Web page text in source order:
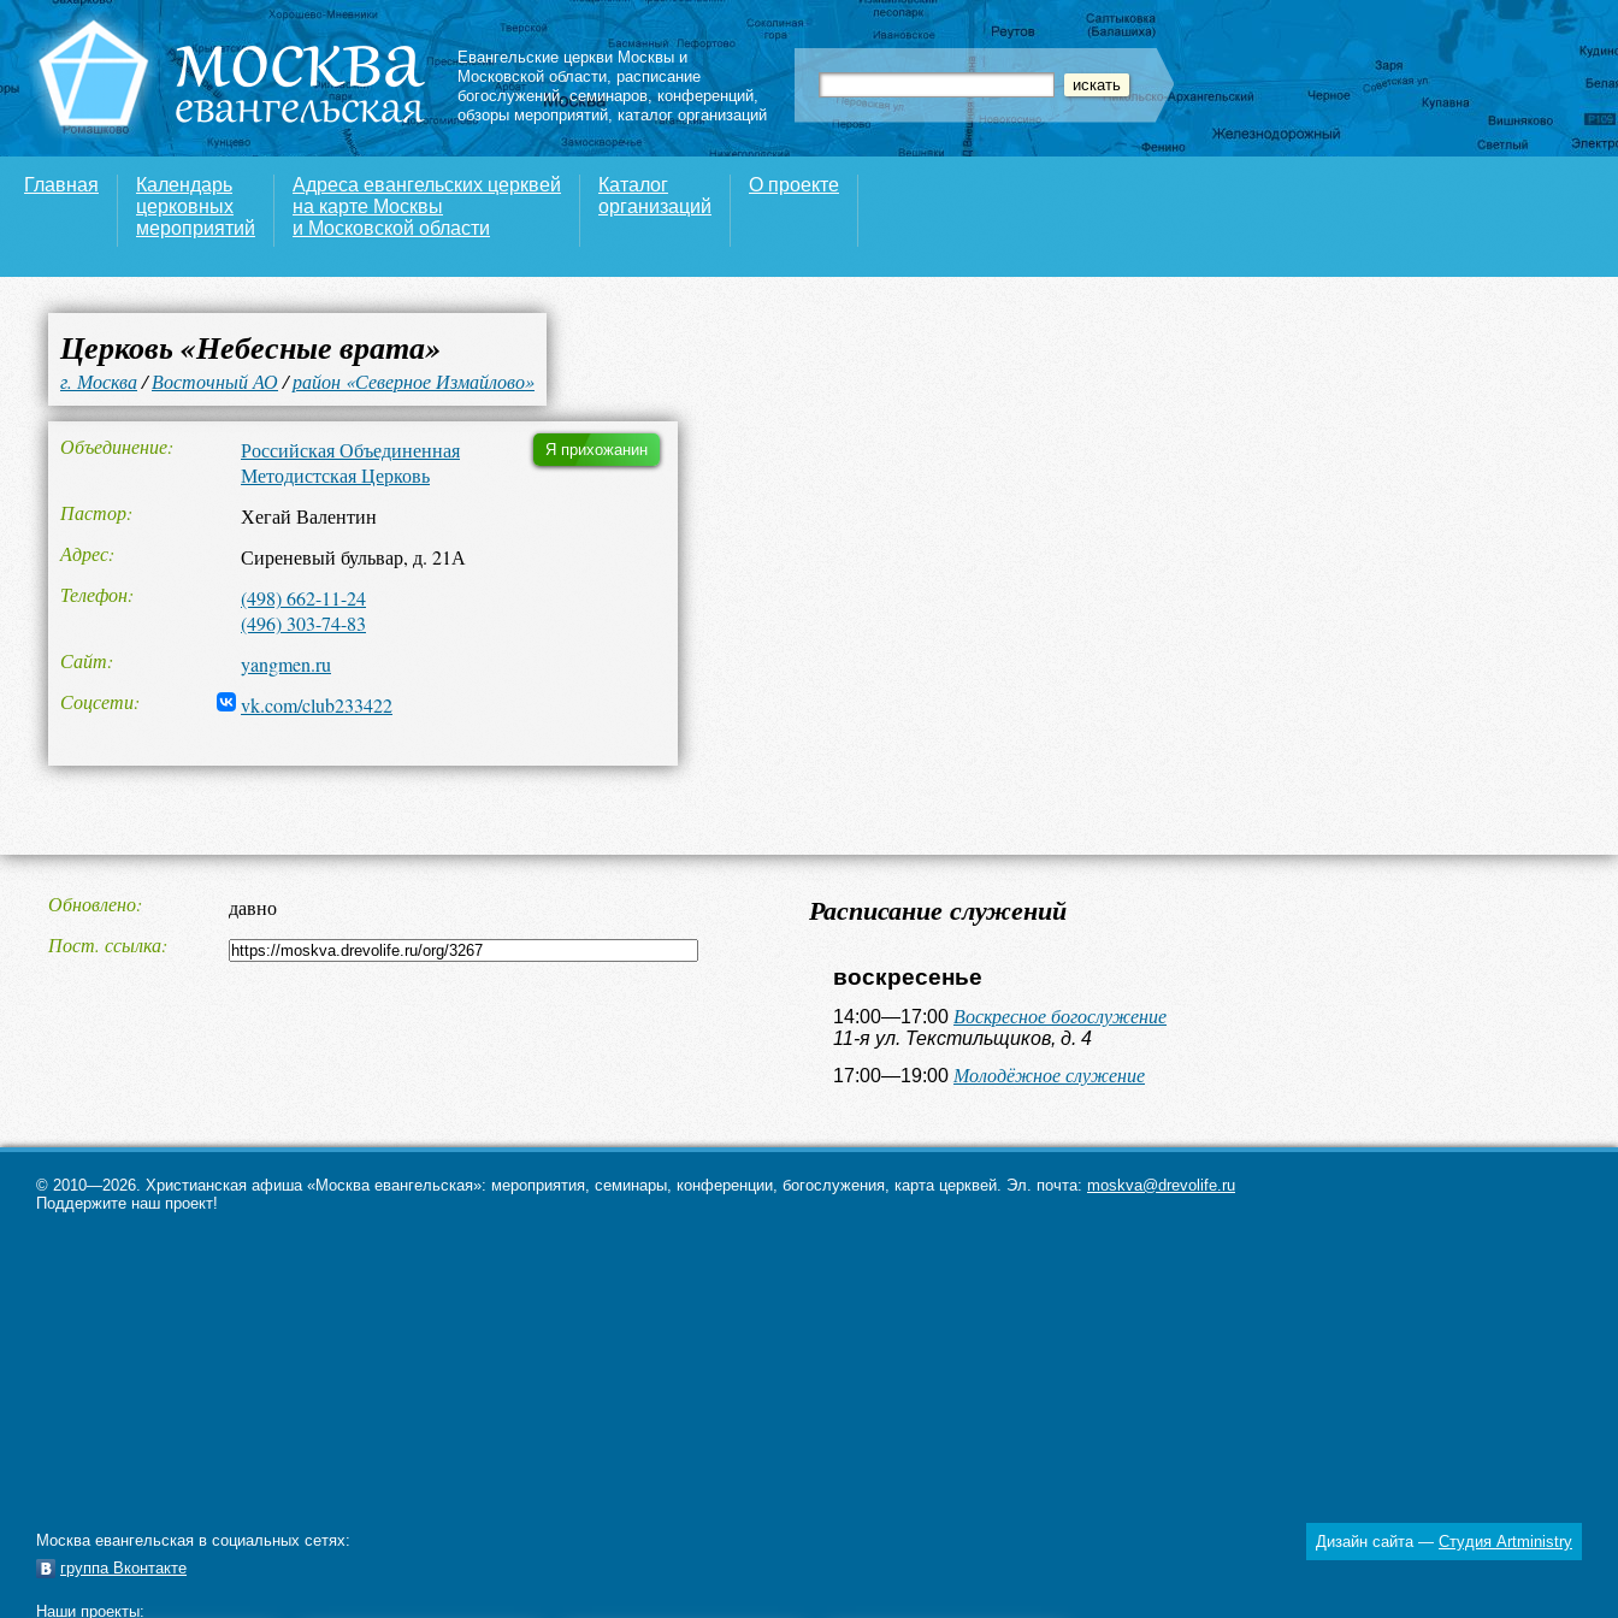
Евангельские церкви Москвы и
Московской области, расписание
богослужений,семинаров,конференций,
обзоры мероприятий, каталог организаций
Главная
Календарь
церковных
мероприятий
Адреса евангельских церквей
на карте Москвы
и Московской области
Каталог
организаций
О проекте
Церковь «Небесные врата»
г. Москва/Восточный АО/район «Северное Измайлово»
Я прихожанин
Объединение
Российская Объединенная
Методистская Церковь
Пастор
Хегай Валентин
Адрес
Сиреневый бульвар, д. 21А
Телефон
(498) 662-11-24
(496) 303-74-83
Сайт
yangmen.ru
Соцсети
vk.com/club233422
Обновлено
давно
Пост. ссылка
Расписание служений
воскресенье
14:00—17:00 Воскресное богослужение
11-я ул. Текстильщиков, д. 4
17:00—19:00 Молодёжное служение
© 2010—2026. Христианская афиша «Москва евангельская»: мероприятия, семинары, конференции, богослужения, карта церквей. Эл. почта: moskva@drevolife.ru
Поддержите наш проект!
Москва евангельская в социальных сетях:
группа Вконтакте
Дизайн сайта — Студия Artministry
Наши проекты: